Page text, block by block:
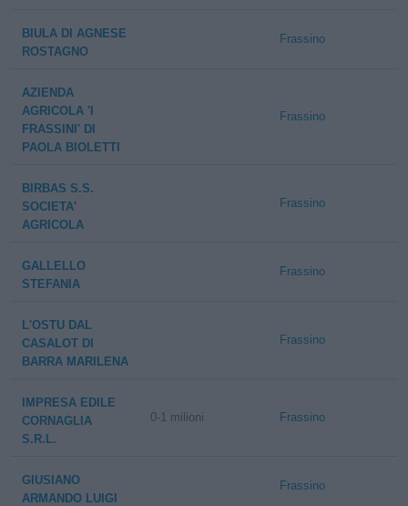
BIULA DI AGNESE
ROSTAGNO
Frassino
AZIENDA
AGRICOLA 'I
FRASSINI' DI
PAOLA BIOLETTI
Frassino
BIRBAS S.S.
SOCIETA'
AGRICOLA
Frassino
GALLELLO
STEFANIA
Frassino
L'OSTU DAL
CASALOT DI
BARRA MARILENA
Frassino
IMPRESA EDILE
CORNAGLIA
S.R.L.
0-1 milioni Frassino
GIUSIANO
ARMANDO LUIGI
Frassino